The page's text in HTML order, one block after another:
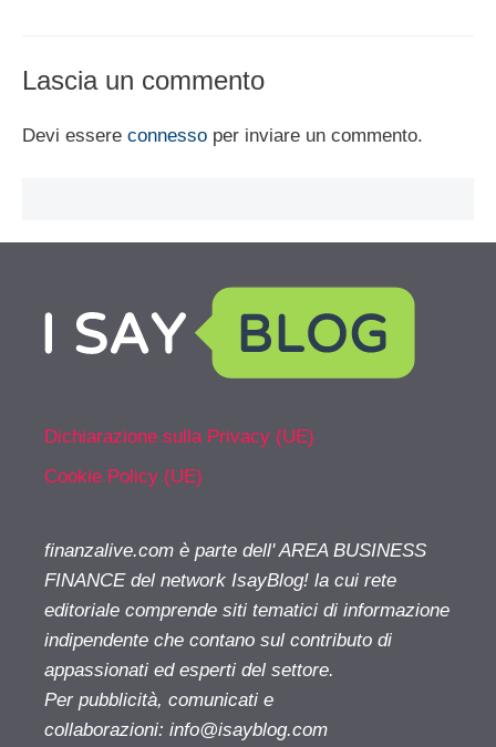
Lascia un commento
Devi essere connesso per inviare un commento.
Dichiarazione sulla Privacy (UE)
Cookie Policy (UE)
finanzalive.com è parte dell' AREA BUSINESS
FINANCE del network IsayBlog! la cui rete
editoriale comprende siti tematici di informazione
indipendente che contano sul contributo di
appassionati ed esperti del settore.
Per pubblicità, comunicati e
collaborazioni: info@isayblog.com